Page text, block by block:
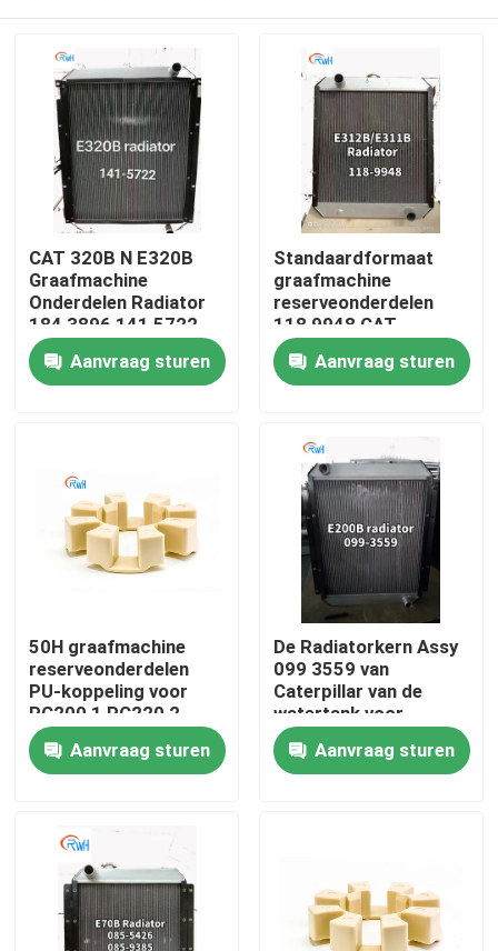
Huis
Producten
Ongeveer ons
Kwaliteitscontrole
Contacteer ons
Gevallen
De hydraulische uitrusting van de brekerverbinding
CAT 320B N E320B
Graafmachine
Onderdelen Radiator
184 3896 141 5722
Aanvraag sturen
Standaardformaat
graafmachine
reserveonderdelen
118 9948 CAT-
radiator E311B E312B
Aanvraag sturen
50H graafmachine
reserveonderdelen
PU-koppeling voor
PC200 1 PC220 2
HD700 1 HD800 5
Aanvraag sturen
De Radiatorkern Assy
099 3559 van
Caterpillar van de
watertank voor
Graafwerktuigkat
E200BAanvraag sturen